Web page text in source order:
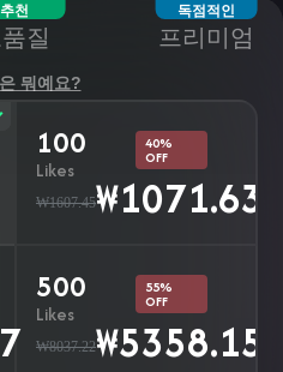
추천
질
독점적인
프리미엄
뭐예요?
100
Likes
₩1607.45₩1071.63
40%
OFF
500
Likes
₩8037.22₩5358.15
55%
OFF